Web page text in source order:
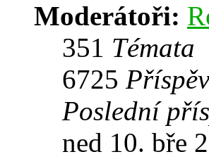
Moderátoři:
351 Témata
6725
Poslední
ned 10. bře